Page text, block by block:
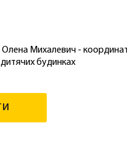
Олена Михалевич -
будинках